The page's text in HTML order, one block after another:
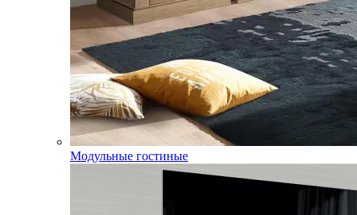
Модульные гостиные